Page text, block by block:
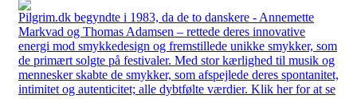
Pilgrim.dk begyndte i 1983, da de to danskere - Annemette
Markvad og Thomas Adamsen – rettede deres innovative
energi mod smykkedesign og fremstillede unikke smykker, som
de primært solgte på festivaler. Med stor kærlighed til musik og
mennesker skabte de smykker, som afspejlede deres spontanitet,
intimitet og autenticitet; alle dybtfølte værdier. Klik her for at se